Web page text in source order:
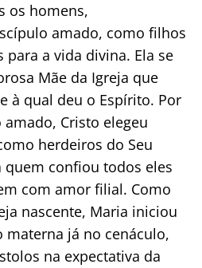
os homens,
amado, como filhos
para a vida divina. Ela se
Mãe da Igreja que
à qual deu o Espírito. Por
Cristo elegeu
herdeiros do Seu
quem confiou todos eles
com amor filial. Como
nascente, Maria iniciou
materna já no cenáculo,
na expectativa da